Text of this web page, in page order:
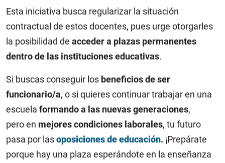
Esta iniciativa busca regularizar la situación
contractual de estos docentes, pues urge otorgarles
la posibilidad de acceder a plazas permanentes
dentro de las instituciones educativas.
Si buscas conseguir los beneficios de ser
funcionario/a, o si quieres continuar trabajar en una
escuela formando a las nuevas generaciones,
pero en mejores condiciones laborales, tu futuro
pasa por lasoposiciones de educación. ¡Prepárate
porque hay una plaza esperándote en la enseñanza